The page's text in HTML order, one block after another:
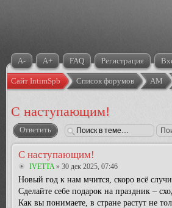
A- A+ FAQ Регистрация
Сайт IntimSpb Список форумов АМ
С наступающим!
Ответить
С наступающим!
IVETTA» 30 дек 2025, 07:46
Новый год к нам мчится, скоро всё
Сделайте себе подарок на праздник –
Как вы понимаете, в стране растут не